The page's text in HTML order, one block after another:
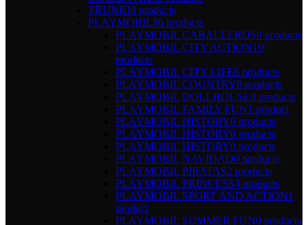
TRUNKI0 products
PLAYMOBIL86 products
PLAYMOBIL CABALLEROS0 products
PLAYMOBIL CITY ACTION10
products
PLAYMOBIL CITY LIFE6 products
PLAYMOBIL COUNTRY9 products
PLAYMOBIL DOLLHOUSE0 products
PLAYMOBIL FAMILY FUN1 product
PLAYMOBIL HISTORY0 products
PLAYMOBIL HISTORY0 products
PLAYMOBIL HISTORY0 products
PLAYMOBIL NAVIDAD0 products
PLAYMOBIL PIRATAS2 products
PLAYMOBIL PRINCESS4 products
PLAYMOBIL SPORT AND ACTION1
product
PLAYMOBIL SUMMER FUN0 products